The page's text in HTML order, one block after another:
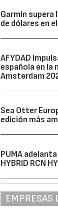
Garmin supera
de dólares en
AFYDAD
española en la
Amsterdam
Sea Otter
edición más
PUMA
HYBRID RCN
EMPRESAS